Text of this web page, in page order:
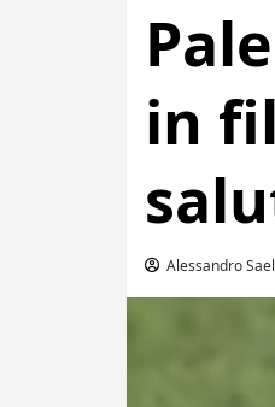
in
Alessandro